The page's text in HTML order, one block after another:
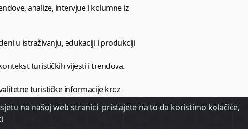
analize, intervjue i kolumne iz
u istraživanju, edukaciji i produkciji
turističkih vijesti i trendova.
turističke informacije kroz
turizma.
na našoj web stranici, pristajete na to da koristimo kolačiće,